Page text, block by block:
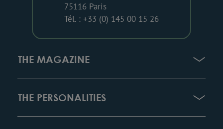
75116 Paris
Tél. : +33 (0) 145 00 15 26
THE MAGAZINE
THE PERSONALITIES